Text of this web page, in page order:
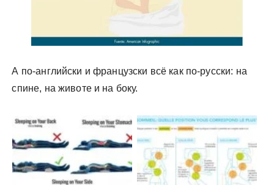
А по-английски и французски всё как по-русски: на
спине, на животе и на боку.